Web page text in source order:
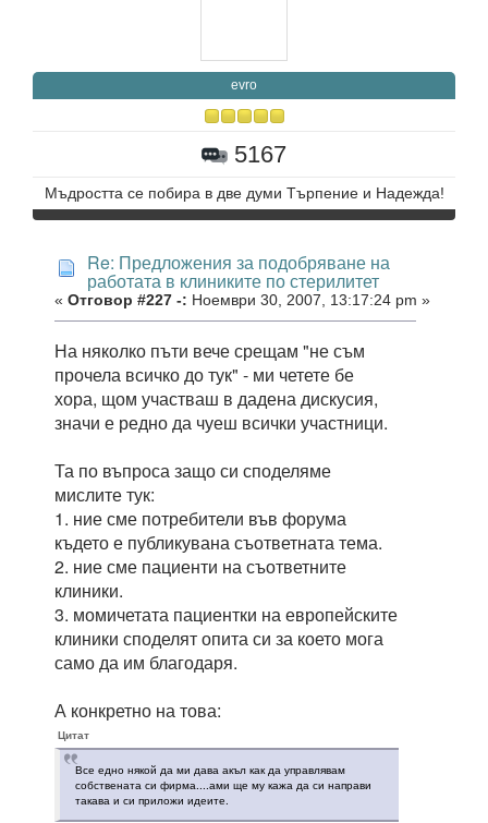
evro
5167
Мъдростта се побира в две думи Търпение и Надежда!
Re: Предложения за подобряване на
работата в клиниките по стерилитет
« Отговор #227 -: Ноември 30, 2007, 13:17:24 pm »
На няколко пъти вече срещам "не съм
прочела всичко до тук" - ми четете бе
хора, щом участваш в дадена дискусия,
значи е редно да чуеш всички участници.
Та по въпроса защо си споделяме
мислите тук:
1. ние сме потребители във форума
където е публикувана съответната тема.
2. ние сме пациенти на съответните
клиники.
3. момичетата пациентки на европейските
клиники споделят опита си за което мога
само да им благодаря.
А конкретно на това:
Цитат
Все едно някой да ми дава акъл как да управлявам
собствената си фирма....ами ще му кажа да си направи
такава и си приложи идеите.